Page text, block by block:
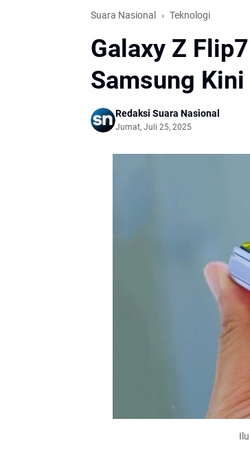
Suara Nasional Teknologi
Galaxy Z
Samsung
Redaksi Suara Nasional
Jumat, Juli 25, 2025